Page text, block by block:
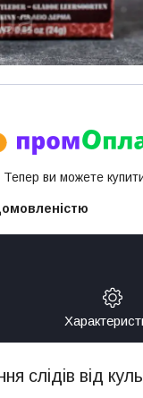
Тепер ви можете
слідів від